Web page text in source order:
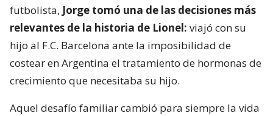
futbolista, Jorge tomó una de las decisiones más
relevantes de la historia de Lionel: viajó con su
hijo al F.C. Barcelona ante la imposibilidad de
costear en Argentina el tratamiento de hormonas de
crecimiento que necesitaba su hijo.
Aquel desafío familiar cambió para siempre la vida